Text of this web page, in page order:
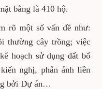
bằng là 410 hộ.
rõ một số vấn đề như:
thường cây trồng; việc
hoạch sử dụng đất bổ
nghị, phản ánh liên
bởi Dự án…